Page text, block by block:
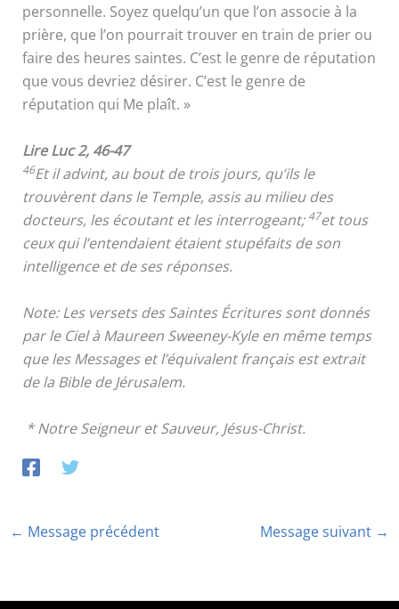
personnelle. Soyez quelqu’un que l’on associe à la
prière, que l’on pourrait trouver en train de prier ou
faire des heures saintes. C’est le genre de réputation
que vous devriez désirer. C’est le genre de
réputation qui Me plaît. »
Lire Luc 2, 46-47
46Et il advint, au bout de trois jours, qu’ils le
trouvèrent dans le Temple, assis au milieu des
docteurs, les écoutant et les interrogeant; 47et tous
ceux qui l’entendaient étaient stupéfaits de son
intelligence et de ses réponses.
Note: Les versets des Saintes Écritures sont donnés
par le Ciel à Maureen Sweeney-Kyle en même temps
que les Messages et l’équivalent français est extrait
de la Bible de Jérusalem.
* Notre Seigneur et Sauveur, Jésus-Christ.
← Message précédent Message suivant →